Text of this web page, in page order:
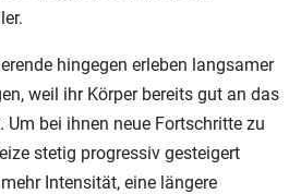
hingegen erleben langsamer
weil ihr Körper bereits gut an das
bei ihnen neue Fortschritte zu
stetig progressiv gesteigert
Intensität, eine längere